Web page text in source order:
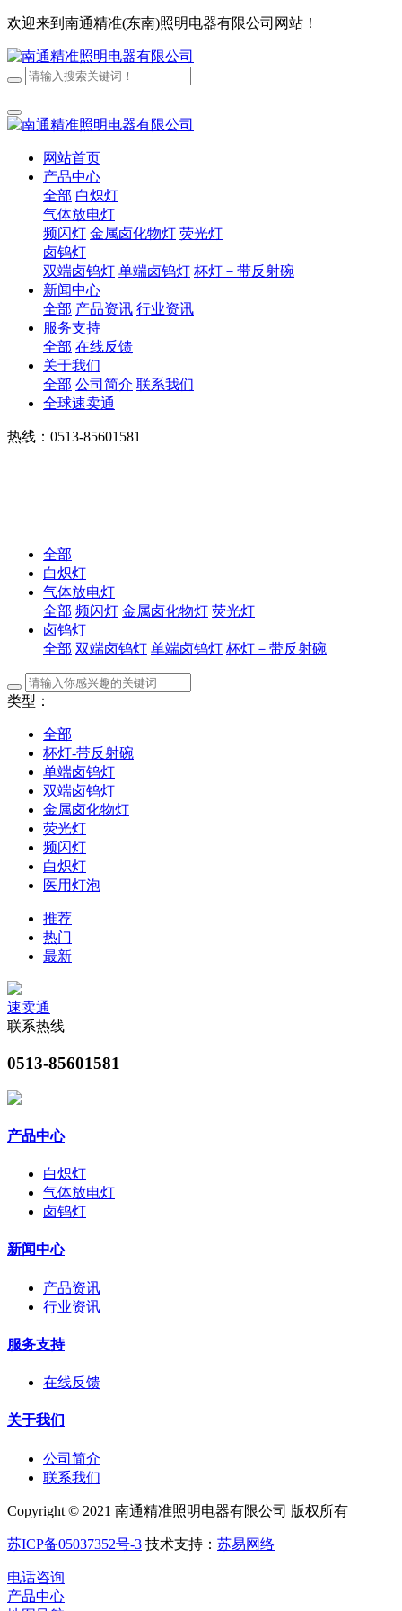
欢迎来到南通精准(东南)照明电器有限公司网站！
网站首页
产品中心
全部 白炽灯
气体放电灯
频闪灯 金属卤化物灯 荧光灯
卤钨灯
双端卤钨灯 单端卤钨灯 杯灯－带反射碗
新闻中心
全部 产品资讯 行业资讯
服务支持
全部 在线反馈
关于我们
全部 公司简介 联系我们
全球速卖通
热线：0513-85601581
全部
白炽灯
气体放电灯
全部 频闪灯 金属卤化物灯 荧光灯
卤钨灯
全部 双端卤钨灯 单端卤钨灯 杯灯－带反射碗
类型：
全部
杯灯-带反射碗
单端卤钨灯
双端卤钨灯
金属卤化物灯
荧光灯
频闪灯
白炽灯
医用灯泡
推荐
热门
最新
速卖通
联系热线
0513-85601581
产品中心
白炽灯
气体放电灯
卤钨灯
新闻中心
产品资讯
行业资讯
服务支持
在线反馈
关于我们
公司简介
联系我们
Copyright © 2021 南通精准照明电器有限公司 版权所有
苏ICP备05037352号-3 技术支持： 苏易网络
电话咨询
产品中心